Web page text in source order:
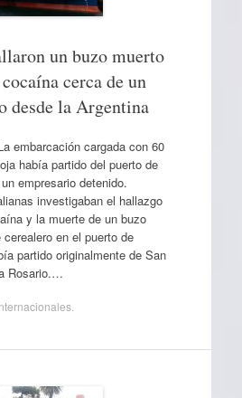
un buzo muerto
cerca de un
desde la Argentina
embarcación cargada con 60
había partido del puerto de
empresario detenido.
investigaban el hallazgo
y la muerte de un buzo
en el puerto de
partido originalmente de San
Rosario.…
.